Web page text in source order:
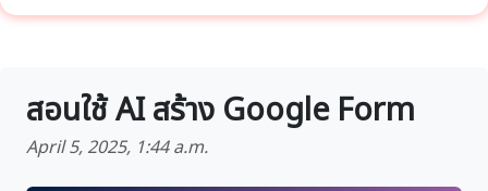
สอนใช้ AI สร้าง Google Form
April 5, 2025, 1:44 a.m.